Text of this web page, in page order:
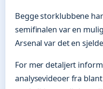
Begge storklubbene
semifinalen var en
Arsenal var det en
For mer detaljert
analysevideoer fra